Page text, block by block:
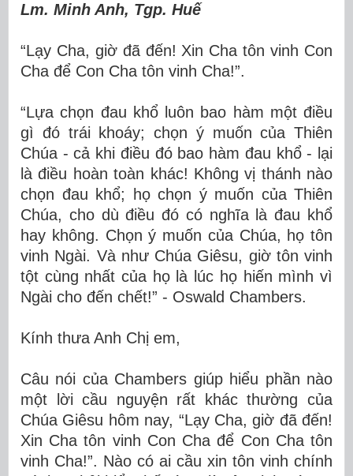
Lm. Minh Anh, Tgp. Huế
“Lạy Cha, giờ đã đến! Xin Cha tôn vinh Con
Cha để Con Cha tôn vinh Cha!”.
“Lựa chọn đau khổ luôn bao hàm một điều
gì đó trái khoáy; chọn ý muốn của Thiên
Chúa - cả khi điều đó bao hàm đau khổ - lại
là điều hoàn toàn khác! Không vị thánh nào
chọn đau khổ; họ chọn ý muốn của Thiên
Chúa, cho dù điều đó có nghĩa là đau khổ
hay không. Chọn ý muốn của Chúa, họ tôn
vinh Ngài. Và như Chúa Giêsu, giờ tôn vinh
tột cùng nhất của họ là lúc họ hiến mình vì
Ngài cho đến chết!” - Oswald Chambers.
Kính thưa Anh Chị em,
Câu nói của Chambers giúp hiểu phần nào
một lời cầu nguyện rất khác thường của
Chúa Giêsu hôm nay, “Lạy Cha, giờ đã đến!
Xin Cha tôn vinh Con Cha để Con Cha tôn
vinh Cha!”. Nào có ai cầu xin tôn vinh chính